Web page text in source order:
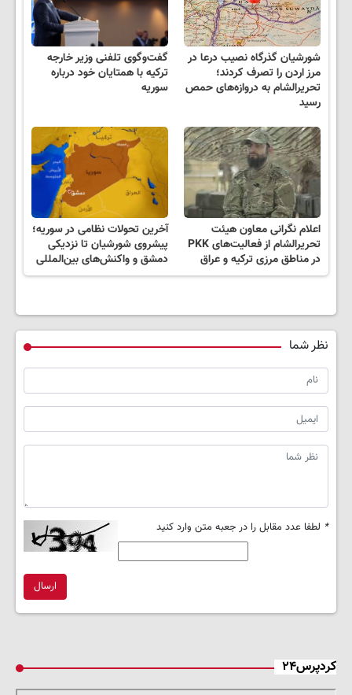
شورشیان گذرگاه نصیب درعا در
مرز اردن را تصرف کردند؛
تحریرالشام به دروازه‌های حمص
رسید
گفت‌وگوی تلفنی وزیر خارجه
ترکیه با همتایان خود درباره
سوریه
اعلام نگرانی معاون هیئت
تحریرالشام از فعالیت‌های PKK
در مناطق مرزی ترکیه و عراق
آخرین تحولات نظامی در سوریه؛
پیشروی شورشیان تا نزدیکی
دمشق و واکنش‌های بین‌المللی
نظر شما
* لطفا عدد مقابل را در جعبه متن وارد کنید
ارسال
کردپرس۲۴